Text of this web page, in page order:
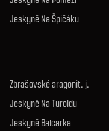
Jeskyně Na Špičáku
Zbrašovské aragonit. j.
Jeskyně Na Turoldu
Jeskyně Balcarka